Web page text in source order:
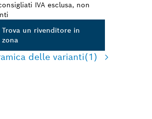
IVA esclusa, non
Trova un rivenditore in
zona
delle varianti(1)